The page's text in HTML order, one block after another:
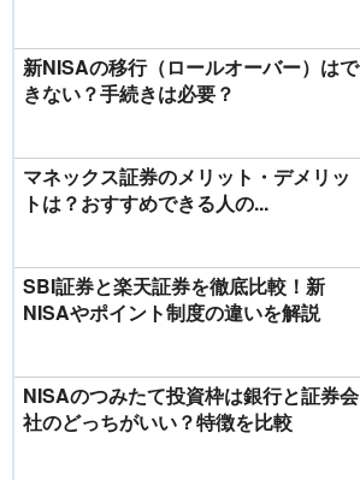
新NISAの移行（ロールオーバー）はで
きない？手続きは必要？
マネックス証券のメリット・デメリッ
トは？おすすめできる人の...
SBI証券と楽天証券を徹底比較！新
NISAやポイント制度の違いを解説
NISAのつみたて投資枠は銀行と証券会
社のどっちがいい？特徴を比較